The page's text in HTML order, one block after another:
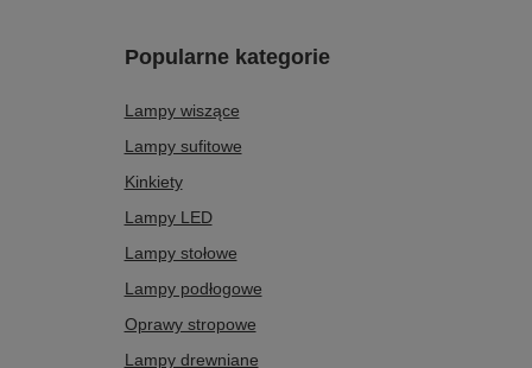
Popularne kategorie
Lampy wiszące
Lampy sufitowe
Kinkiety
Lampy LED
Lampy stołowe
Lampy podłogowe
Oprawy stropowe
Lampy drewniane